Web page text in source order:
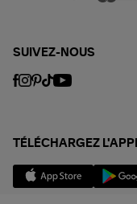
SUIVEZ-NOUS
TÉLÉCHARGEZ